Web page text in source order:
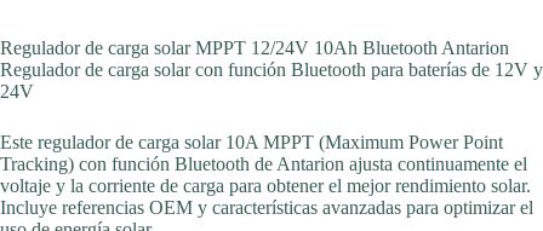
Regulador de carga solar MPPT 12/24V 10Ah Bluetooth Antarion
Regulador de carga solar con función Bluetooth para baterías de 12V y
24V
Este regulador de carga solar 10A MPPT (Maximum Power Point
Tracking) con función Bluetooth de Antarion ajusta continuamente el
voltaje y la corriente de carga para obtener el mejor rendimiento solar.
Incluye referencias OEM y características avanzadas para optimizar el